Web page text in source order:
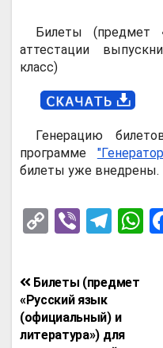
Билеты (предмет
аттестации
класс)
Генерацию
программе
билеты уже внедрены.
C
py
Li
n
Vi
er
T
e
gr
a
Навигация
по
записям
Билеты (предмет
«Русский язык
(официальный) и
литература») для